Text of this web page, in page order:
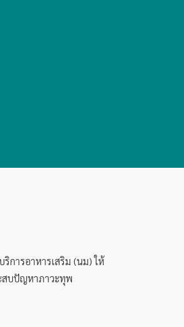
การอาหารเสริม (นม) ให้
สบปัญหาภาวะทุพ